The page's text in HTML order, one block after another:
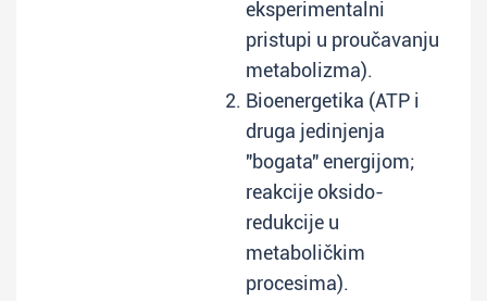
eksperimentalni
pristupi u proučavanju
metabolizma).
Bioenergetika (ATP i
druga jedinjenja
"bogata" energijom;
reakcije oksido-
redukcije u
metaboličkim
procesima).